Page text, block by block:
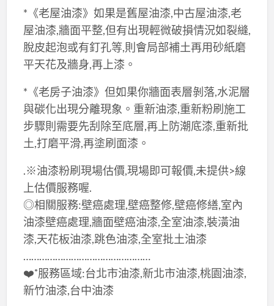
*《老屋油漆》如果是舊屋油漆,中古屋油漆,老
屋油漆,牆面平整,但有出現輕微破損情況如裂縫,
脫皮起泡或有釘孔等,則會局部補土再用砂紙磨
平天花及牆身,再上漆。
*《老房子油漆》但如果你牆面表層剝落,水泥層
與碳化出現分離現象。重新油漆,重新粉刷施工
步驟則需要先刮除至底層,再上防潮底漆,重新批
土,打磨平滑,再塗刷面漆。
.※油漆粉刷現場估價,現場即可報價,未提供>線
上估價服務喔.
◎相關服務:壁癌處理,壁癌整修,壁癌修繕,室內
油漆壁癌處理,牆面壁癌油漆,全室油漆,裝潢油
漆,天花板油漆,跳色油漆,全室批土油漆
…………………………………………
❤️˚服務區域:台北市油漆,新北市油漆,桃園油漆,
新竹油漆,台中油漆